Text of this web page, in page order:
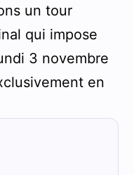
un tour
qui impose
3 novembre
en